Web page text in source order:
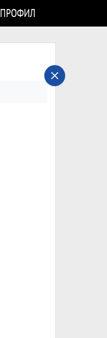
ПРОФИЛ